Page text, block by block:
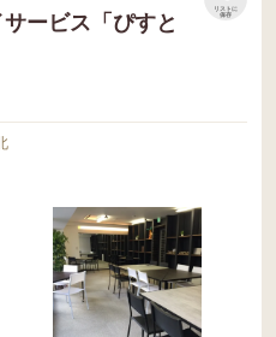
ービス「ぴすと
リストに
保存